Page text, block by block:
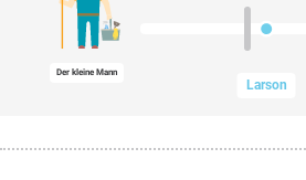
Der kleine Mann
Larson